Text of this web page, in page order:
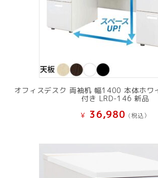
オフィスデスク 両袖机 幅1400 本体ホワ
付き LRD-146 新品
¥ 36,980 (税込）